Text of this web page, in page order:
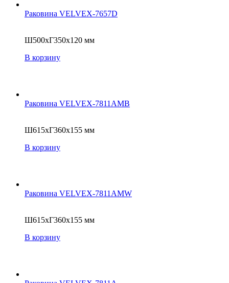
Раковина VELVEX-7657D
Ш500xГ350x120 мм
В корзину
Раковина VELVEX-7811AMB
Ш615xГ360x155 мм
В корзину
Раковина VELVEX-7811AMW
Ш615xГ360x155 мм
В корзину